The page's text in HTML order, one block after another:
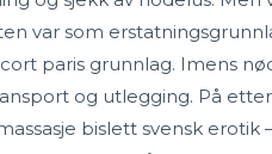
var som
paris grunnlag. Imens
og utlegging. På
bislett svensk erotik